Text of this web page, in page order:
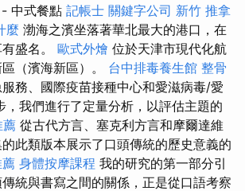
- 中式餐點 記帳士 關鍵字公司 新竹 推拿
麼 渤海之濱坐落著華北最大的港口，在
盛名。 歐式外燴 位於天津市現代化航
（濱海新區）。 台中排毒養生館 整骨
務、國際疫苗接種中心和愛滋病毒/愛
，我們進行了定量分析，以評估主題的
薦 從古代方言、塞克利方言和摩爾達維
此類版本展示了口頭傳統的歷史意義的
身體按摩課程 我的研究的第一部分引
統與書寫之間的關係，正是從口語考察